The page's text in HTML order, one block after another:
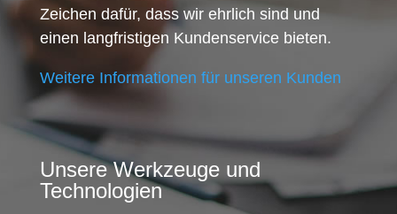
Zeichen dafür, dass wir ehrlich sind und
einen langfristigen Kundenservice bieten.
Weitere Informationen für unseren Kunden
Unsere Werkzeuge und
Technologien